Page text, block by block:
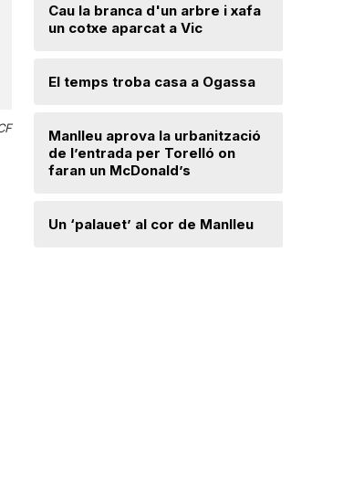
Cau la branca d'un arbre i xafa
un cotxe aparcat a Vic
El temps troba casa a Ogassa
Manlleu aprova la urbanització
de l’entrada per Torelló on
faran un McDonald’s
Un ‘palauet’ al cor de Manlleu